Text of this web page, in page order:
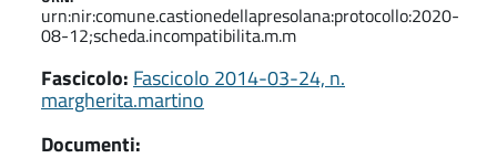
urn:nir:comune.castionedellapresolana:protocollo:2020-
08-12;scheda.incompatibilita.m.m
Fascicolo: Fascicolo 2014-03-24, n.
margherita.martino
Documenti: